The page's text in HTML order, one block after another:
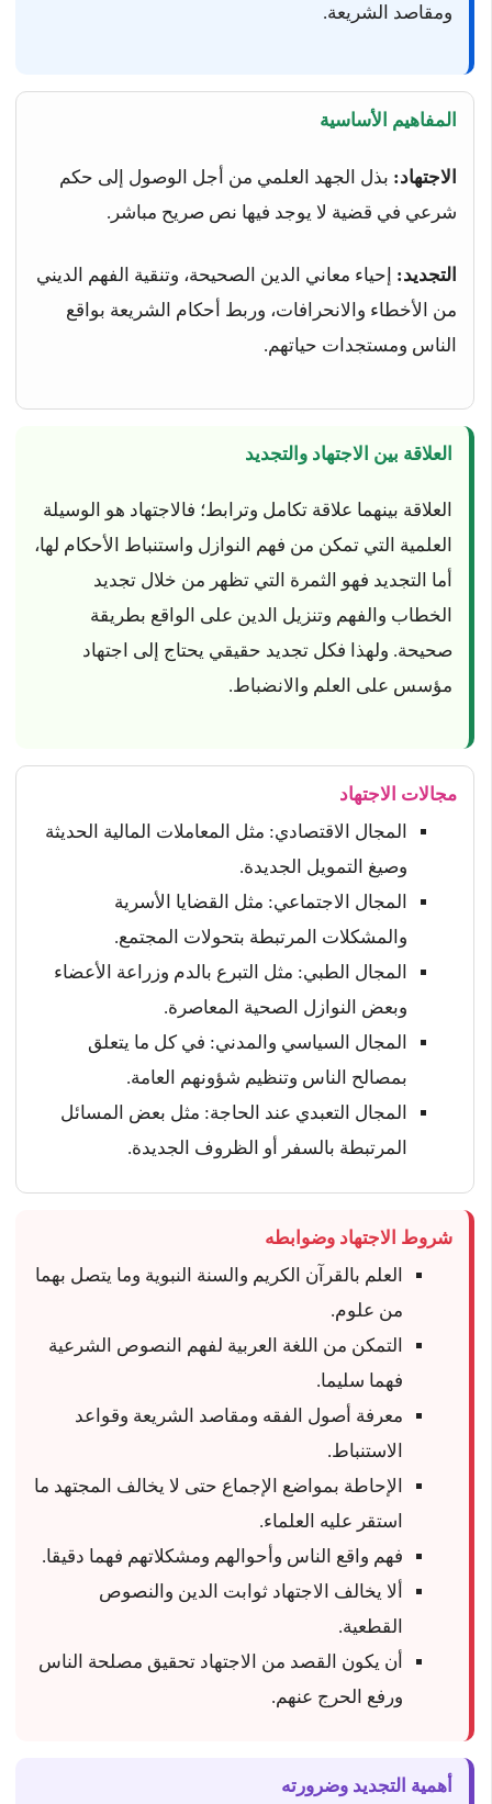
ومقاصد الشريعة.
المفاهيم الأساسية
الاجتهاد: بذل الجهد العلمي من أجل الوصول إلى حكم
شرعي في قضية لا يوجد فيها نص صريح مباشر.
التجديد: إحياء معاني الدين الصحيحة، وتنقية الفهم الديني
من الأخطاء والانحرافات، وربط أحكام الشريعة بواقع
الناس ومستجدات حياتهم.
العلاقة بين الاجتهاد والتجديد
العلاقة بينهما علاقة تكامل وترابط؛ فالاجتهاد هو الوسيلة
العلمية التي تمكن من فهم النوازل واستنباط الأحكام لها،
أما التجديد فهو الثمرة التي تظهر من خلال تجديد
الخطاب والفهم وتنزيل الدين على الواقع بطريقة
صحيحة. ولهذا فكل تجديد حقيقي يحتاج إلى اجتهاد
مؤسس على العلم والانضباط.
مجالات الاجتهاد
المجال الاقتصادي: مثل المعاملات المالية الحديثة
وصيغ التمويل الجديدة.
المجال الاجتماعي: مثل القضايا الأسرية
والمشكلات المرتبطة بتحولات المجتمع.
المجال الطبي: مثل التبرع بالدم وزراعة الأعضاء
وبعض النوازل الصحية المعاصرة.
المجال السياسي والمدني: في كل ما يتعلق
بمصالح الناس وتنظيم شؤونهم العامة.
المجال التعبدي عند الحاجة: مثل بعض المسائل
المرتبطة بالسفر أو الظروف الجديدة.
شروط الاجتهاد وضوابطه
العلم بالقرآن الكريم والسنة النبوية وما يتصل بهما
من علوم.
التمكن من اللغة العربية لفهم النصوص الشرعية
فهما سليما.
معرفة أصول الفقه ومقاصد الشريعة وقواعد
الاستنباط.
الإحاطة بمواضع الإجماع حتى لا يخالف المجتهد ما
استقر عليه العلماء.
فهم واقع الناس وأحوالهم ومشكلاتهم فهما دقيقا.
ألا يخالف الاجتهاد ثوابت الدين والنصوص
القطعية.
أن يكون القصد من الاجتهاد تحقيق مصلحة الناس
ورفع الحرج عنهم.
أهمية التجديد وضرورته